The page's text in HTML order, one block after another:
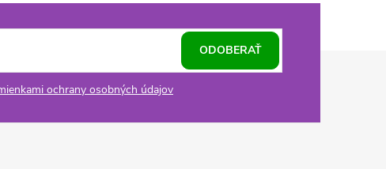
ochrany osobných údajov
ODOBERAŤ